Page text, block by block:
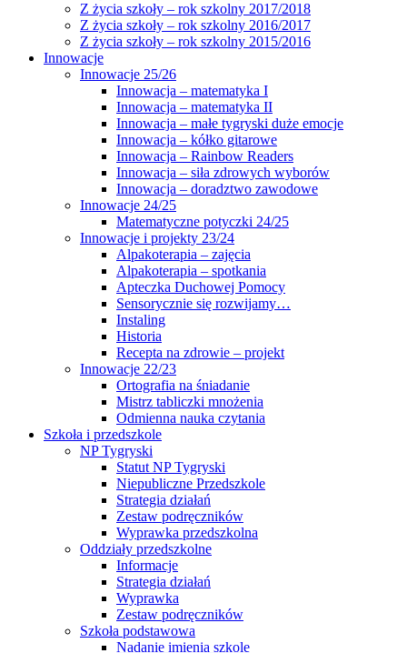
Z życia szkoły – rok szkolny 2017/2018
Z życia szkoły – rok szkolny 2016/2017
Z życia szkoły – rok szkolny 2015/2016
Innowacje
Innowacje 25/26
Innowacja – matematyka I
Innowacja – matematyka II
Innowacja – małe tygryski duże emocje
Innowacja – kółko gitarowe
Innowacja – Rainbow Readers
Innowacja – siła zdrowych wyborów
Innowacja – doradztwo zawodowe
Innowacje 24/25
Matematyczne potyczki 24/25
Innowacje i projekty 23/24
Alpakoterapia – zajęcia
Alpakoterapia – spotkania
Apteczka Duchowej Pomocy
Sensorycznie się rozwijamy…
Instaling
Historia
Recepta na zdrowie – projekt
Innowacje 22/23
Ortografia na śniadanie
Mistrz tabliczki mnożenia
Odmienna nauka czytania
Szkoła i przedszkole
NP Tygryski
Statut NP Tygryski
Niepubliczne Przedszkole
Strategia działań
Zestaw podręczników
Wyprawka przedszkolna
Oddziały przedszkolne
Informacje
Strategia działań
Wyprawka
Zestaw podręczników
Szkoła podstawowa
Nadanie imienia szkole